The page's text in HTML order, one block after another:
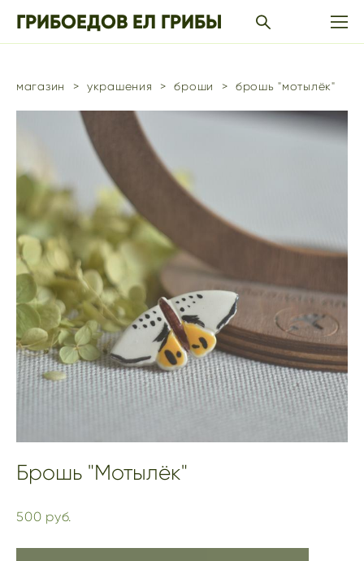
ГРИБОЕДОВ ЕЛ ГРИБЫ
магазин > украшения > броши > брошь "мотылёк"
Брошь "Мотылёк"
500 pуб.